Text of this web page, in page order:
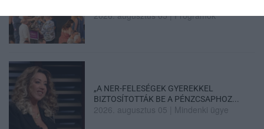
2026. augusztus 05|Programok
„A NER-FELESÉGEK GYEREKKEL
BIZTOSÍTOTTÁK BE A PÉNZCSAPHOZ...
2026. augusztus 05 Mindenki ügye